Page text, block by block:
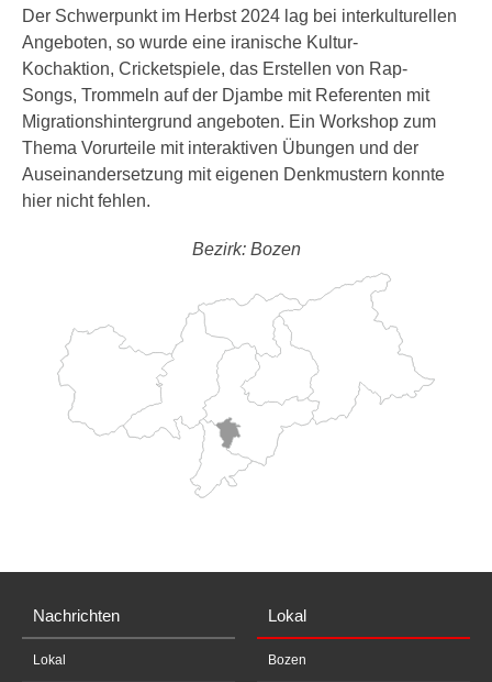
Der Schwerpunkt im Herbst 2024 lag bei interkulturellen
Angeboten, so wurde eine iranische Kultur-
Kochaktion, Cricketspiele, das Erstellen von Rap-
Songs, Trommeln auf der Djambe mit Referenten mit
Migrationshintergrund angeboten. Ein Workshop zum
Thema Vorurteile mit interaktiven Übungen und der
Auseinandersetzung mit eigenen Denkmustern konnte
hier nicht fehlen.
Bezirk: Bozen
Nachrichten
Lokal
Lokal
Bozen